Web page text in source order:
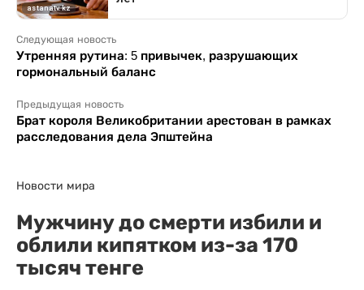
Следующая новость
Утренняя рутина: 5 привычек, разрушающих
гормональный баланс
Предыдущая новость
Брат короля Великобритании арестован в рамках
расследования дела Эпштейна
Новости мира
Мужчину до смерти избили и
облили кипятком из-за 170
тысяч тенге